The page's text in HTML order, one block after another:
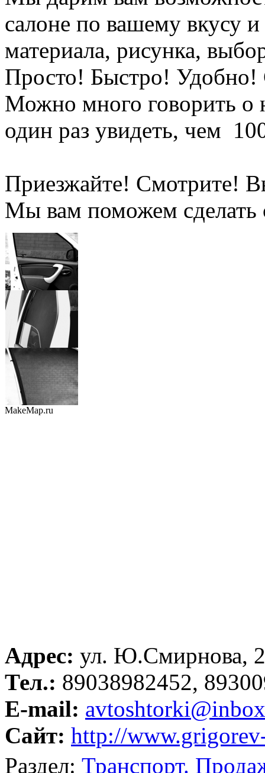
салоне по вашему вкусу
материала, рисунка,
Просто! Быстро! Удобно!
Можно много говорить
один раз увидеть, чем
Приезжайте! Смотрите!
Мы вам поможем сделать
MakeMap.ru
Адрес: ул. Ю.Смирнова,
Тел.: 89038982452,
E-mail:
Сайт: http://
Раздел: Транспорт.